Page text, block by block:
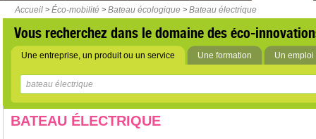
Accueil > Éco-mobilité > Bateau écologique > Bateau électrique
Vous recherchez dans le domaine des éco-
Une entreprise, un produit ou un service Une formation Un emploi
BATEAU ÉLECTRIQUE